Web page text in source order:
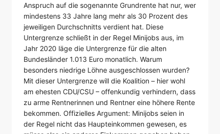
Anspruch auf die sogenannte Grundrente hat nur, wer
mindestens 33 Jahre lang mehr als 30 Prozent des
jeweiligen Durchschnitts verdient hat. Diese
Untergrenze schließt in der Regel Minijobs aus, im
Jahr 2020 läge die Untergrenze für die alten
Bundesländer 1.013 Euro monatlich. Warum
besonders niedrige Löhne ausgeschlossen wurden?
Mit dieser Untergrenze will die Koalition – hier wohl
am ehesten CDU/CSU – offenkundig verhindern, dass
zu arme Rentnerinnen und Rentner eine höhere Rente
bekommen. Offizielles Argument: Minijobs seien in
der Regel nicht das Haupteinkommen gewesen, es